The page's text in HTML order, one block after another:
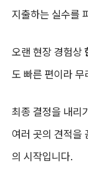
지출하는 실수를
오랜 현장 경험상
도 빠른 편이라
최종 결정을 내리
여러 곳의 견적을
의 시작입니다.